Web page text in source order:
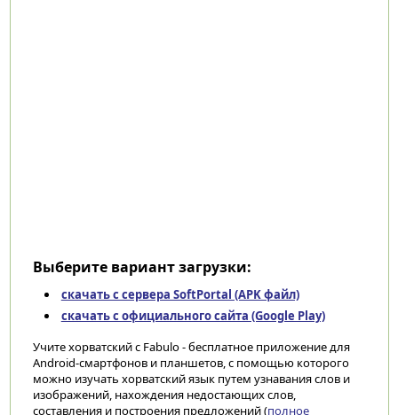
Выберите вариант загрузки:
скачать с сервера SoftPortal (APK файл)
скачать с официального сайта (Google Play)
Учите хорватский с Fabulo - бесплатное приложение для
Android-смартфонов и планшетов, с помощью которого
можно изучать хорватский язык путем узнавания слов и
изображений, нахождения недостающих слов,
составления и построения предложений (полное